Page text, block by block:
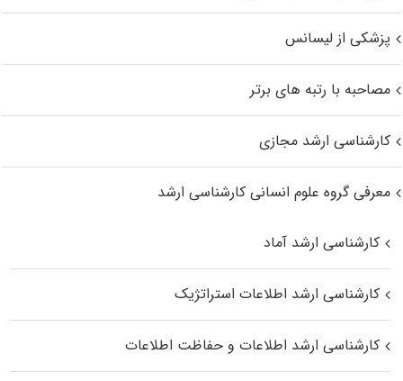
پزشکی از لیسانس
مصاحبه با رتبه های برتر
کارشناسی ارشد مجازی
معرفی گروه علوم انسانی کارشناسی ارشد
کارشناسی ارشد آماد
کارشناسی ارشد اطلاعات استراتژیک
کارشناسی ارشد اطلاعات و حفاظت اطلاعات